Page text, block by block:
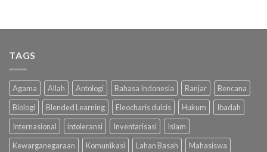
TAGS
Agama Allah Antologi Bahasa Indonesia Banjar
Bencana
Biologi
Blended Learning Eleocharis dulcis Hukum
Ibadah
Internasional
intoleransi Inventarisasi
Islam
Kewarganegaraan
Komunikasi Lahan Basah
Mahasiswa